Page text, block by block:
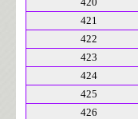
421
422
423
424
425
426